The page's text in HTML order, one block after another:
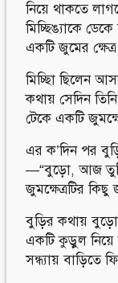
নিয়ে থাকতে
মিচ্ছিঙ্যাকে
একটি জুমের
মিচ্ছিা ছিলেন
কথায় সেদিন
টেকে একটি
এর ক’দিন পর
—“বুড়ো, আজ তুমি
জুমক্ষেত্রটির
বুড়ির কথায় বুড়ো
একটি কুড়ুল নিয়ে
সন্ধ্যায় বাড়িতে